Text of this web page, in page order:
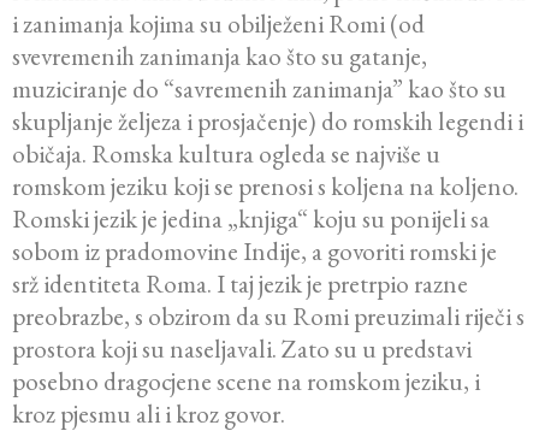
i zanimanja kojima su obilježeni Romi (od
svevremenih zanimanja kao što su gatanje,
muziciranje do “savremenih zanimanja” kao što su
skupljanje željeza i prosjačenje) do romskih legendi i
običaja. Romska kultura ogleda se najviše u
romskom jeziku koji se prenosi s koljena na koljeno.
Romski jezik je jedina „knjiga“ koju su ponijeli sa
sobom iz pradomovine Indije, a govoriti romski je
srž identiteta Roma. I taj jezik je pretrpio razne
preobrazbe, s obzirom da su Romi preuzimali riječi s
prostora koji su naseljavali. Zato su u predstavi
posebno dragocjene scene na romskom jeziku, i
kroz pjesmu ali i kroz govor.